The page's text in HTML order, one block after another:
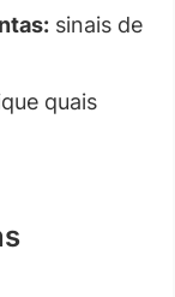
sinais de
quais